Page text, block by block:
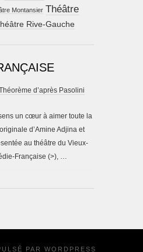
Montansier Théâtre
Rive-Gauche
d’après Pasolini
un cœur à aimer toute la
d’Amine Adjina et
au théâtre du Vieux-
Française (>), …
PAR WORDPRESS